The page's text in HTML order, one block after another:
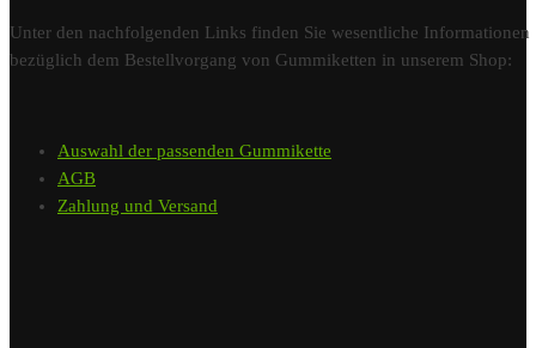
Unter den nachfolgenden Links finden Sie wesentliche Informationen
bezüglich dem Bestellvorgang von Gummiketten in unserem Shop:
Auswahl der passenden Gummikette
AGB
Zahlung und Versand